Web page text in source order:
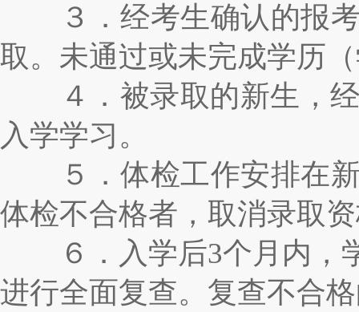
３．经考生确认的报考
取。未通过或未完成学历
４．被录取的新生，经
入学学习。
５．体检工作安排在新
体检不合格者，取消录取
６．入学后3个月内，
进行全面复查。复查不合